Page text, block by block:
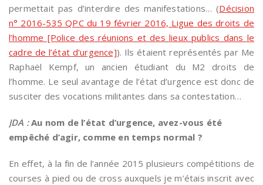
permettait pas d’interdire des manifestations… (Décision
n° 2016-535 QPC du 19 février 2016, Ligue des droits de
l’homme [Police des réunions et des lieux publics dans le
cadre de l’état d’urgence]). Ils étaient représentés par Me
Raphaël Kempf, un ancien étudiant du M2 droits de
l’homme. Le seul avantage de l’état d’urgence est donc de
susciter des vocations militantes dans sa contestation…
JDA :Au nom de l’état d’urgence, avez-vous été
empêché d’agir, comme en temps normal ?
En effet, à la fin de l’année 2015 plusieurs compétitions de
courses à pied ou de cross auxquels je m’étais inscrit avec